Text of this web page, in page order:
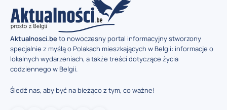
Aktualnosci.beto nowoczesny portal informacyjny stworzony
specjalnie z myślą o Polakach mieszkających w Belgii: informacje o
lokalnych wydarzeniach, a także treści dotyczące życia
codziennego w Belgii.
Śledź nas, aby być na bieżąco z tym, co ważne!